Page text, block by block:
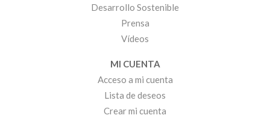
Desarrollo Sostenible
Prensa
Vídeos
MI CUENTA
Acceso a mi cuenta
Lista de deseos
Crear mi cuenta